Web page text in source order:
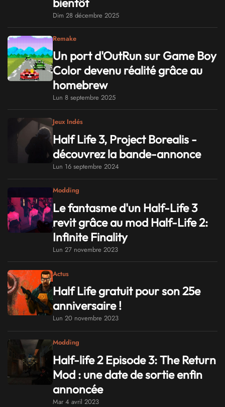
Dim 28 décembre 2025
Remake
Un port d'OutRun sur Game Boy
Color devenu réalité grâce au
homebrew
Lun 8 septembre 2025
Jeux Indés
Half Life 3, Project Borealis -
découvrez la bande-annonce
Lun 16 septembre 2024
Modding
Le fantasme d'un Half-Life 3
revit grâce au mod Half-Life 2:
Infinite Finality
Lun 27 novembre 2023
Actus
Half Life gratuit pour son 25e
anniversaire !
Lun 20 novembre 2023
Modding
Half-life 2 Episode 3: The Return
Mod : une date de sortie enfin
annoncée
Mar 4 avril 2023